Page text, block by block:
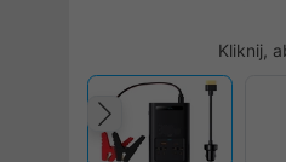
Kliknij,
Poprzedni